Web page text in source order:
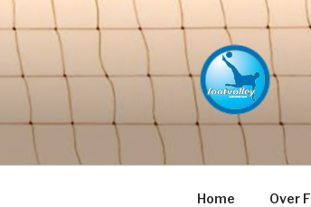
de
inhoud
springen
Home Over